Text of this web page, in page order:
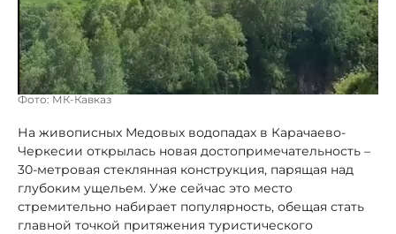
Фото: МК-Кавказ
На живописных Медовых водопадах в Карачаево-
Черкесии открылась новая достопримечательность –
30-метровая стеклянная конструкция, парящая над
глубоким ущельем. Уже сейчас это место
стремительно набирает популярность, обещая стать
главной точкой притяжения туристического